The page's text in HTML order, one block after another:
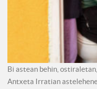
Bi astean behin,
Antxeta Irratian